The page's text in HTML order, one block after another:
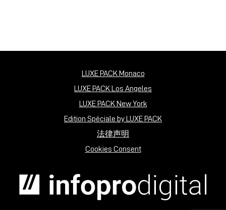
LUXE PACK Monaco
LUXE PACK Los Angeles
LUXE PACK New York
Edition Spéciale by LUXE PACK
法律声明
Cookies Consent